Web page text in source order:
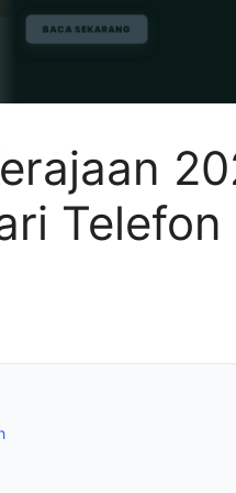
Telefon